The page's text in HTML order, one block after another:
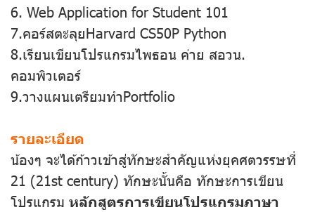
6. Web Application for Student 101
7.คอร์สตะลุยHarvard CS50P Python
8.เรียนเขียนโปรแกรมไพธอน ค่าย สอวน.
คอมพิวเตอร์
9.วางแผนเตรียมทำPortfolio
รายละเอียด
น้องๆ จะได้ก้าวเข้าสู่ทักษะสำคัญแห่งยุคศตวรรษที่
21 (21st century) ทักษะนั้นคือ ทักษะการเขียน
โปรแกรม หลักสูตรการเขียนโปรแกรมภาษา